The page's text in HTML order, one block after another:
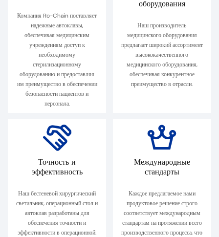
Компания Ro-Chain поставляет
надежные автоклавы,
обеспечивая медицинским
учреждениям доступ к
необходимому
стерилизационному
оборудованию и предоставляя
им преимущество в обеспечении
безопасности пациентов и
персонала.
оборудования
Наш производитель
медицинского оборудования
предлагает широкий ассортимент
высококачественного
медицинского оборудования,
обеспечивая конкурентное
преимущество в отрасли.
Точность и
эффективность
Наш бестеневой хирургический
светильник, операционный стол и
автоклав разработаны для
обеспечения точности и
эффективности в операционной.
Международные
стандарты
Каждое предлагаемое нами
продуктовое решение строго
соответствует международным
стандартам на протяжении всего
производственного процесса, что